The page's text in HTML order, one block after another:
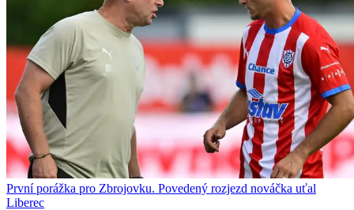
První porážka pro Zbrojovku. Povedený rozjezd nováčka uťal
Liberec